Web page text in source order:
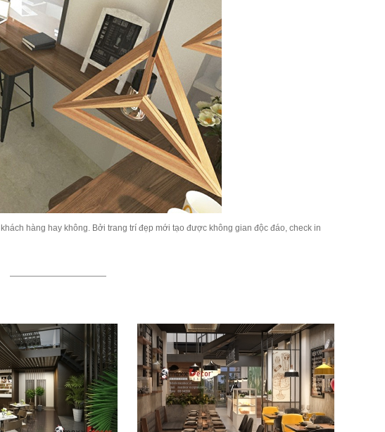
hàng hay không. Bởi trang trí đẹp mới tạo được không gian độc đáo, check in